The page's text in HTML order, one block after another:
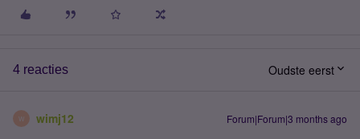
4 reacties Oudste eerst
W wimj12 Forum|Forum|3 months ago